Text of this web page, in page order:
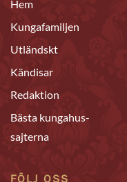
Hem
Kungafamiljen
Utländskt
Kändisar
Redaktion
Bästa kungahus-
sajterna